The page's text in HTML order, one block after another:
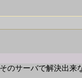
のサーバで解決出